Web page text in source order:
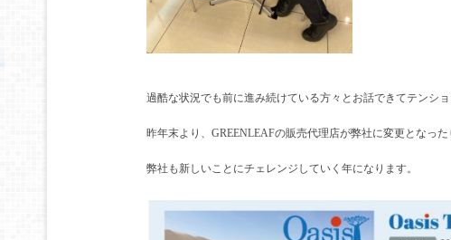
過酷な状況でも前に進み続けている方々とお話できてテンショ
昨年末より、GREENLEAFの販売代理店が弊社に変更となった
弊社も新しいことにチェレンジしていく年になります。